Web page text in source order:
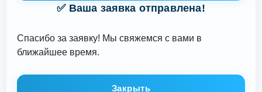
✅ Ваша заявка отправлена!
Спасибо за заявку! Мы свяжемся с вами в
ближайшее время.
Закрыть